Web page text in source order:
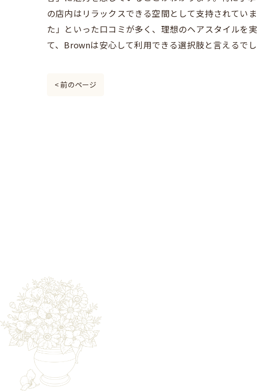
の店内はリラックスできる空間として支持されてい
た」といった口コミが多く、理想のヘアスタイルを
て、Brownは安心して利用できる選択肢と言えるで
< 前のページ